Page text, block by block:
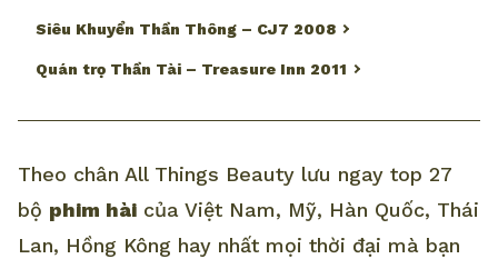
Siêu Khuyển Thần Thông – CJ7 2008
Quán trọ Thần Tài – Treasure Inn 2011
Theo chân All Things Beauty lưu ngay top 27
bộ phim hài của Việt Nam, Mỹ, Hàn Quốc, Thái
Lan, Hồng Kông hay nhất mọi thời đại mà bạn